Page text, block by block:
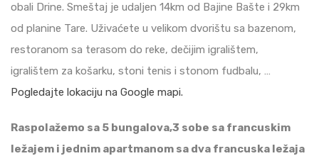
obali Drine. Smeštaj je udaljen 14km od Bajine Bašte i 29km
od planine Tare. Uživaćete u velikom dvorištu sa bazenom,
restoranom sa terasom do reke, dečijim igralištem,
igralištem za košarku, stoni tenis i stonom fudbalu, …
Pogledajte lokaciju na Google mapi.
Raspolažemo sa 5 bungalova,3 sobe sa francuskim
ležajem i jednim apartmanom sa dva francuska ležaja